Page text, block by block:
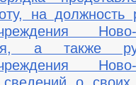
на должность
Ново-
а также
Ново-
сведений о